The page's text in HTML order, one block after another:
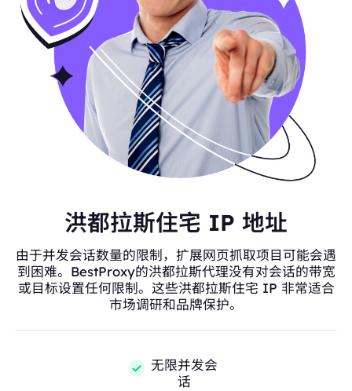
洪都拉斯住宅 IP 地址
由于并发会话数量的限制，扩展网页抓取项目可能会遇
到困难。BestProxy的洪都拉斯代理没有对会话的带宽
或目标设置任何限制。这些洪都拉斯住宅 IP 非常适合
市场调研和品牌保护。
无限并发会
话